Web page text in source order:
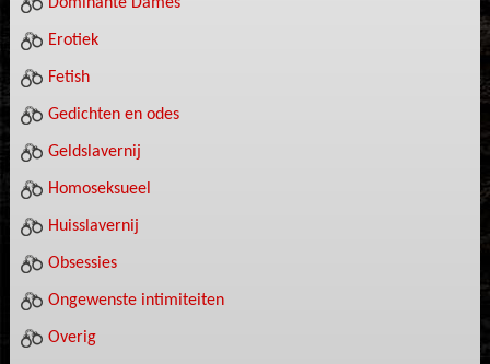
Erotiek
Fetish
Gedichten en odes
Geldslavernij
Homoseksueel
Huisslavernij
Obsessies
Ongewenste intimiteiten
Overig